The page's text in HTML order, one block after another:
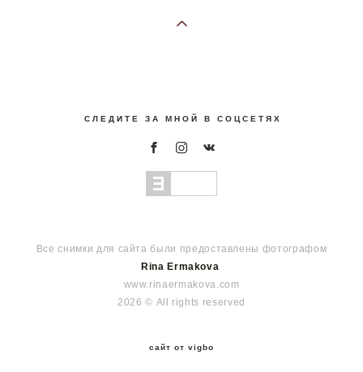
С Л Е Д И Т Е З А М Н О Й В С О Ц С Е Т Я Х
Rina Ermakova
www.rinaermakova.com
2026 © All rights reserved
сайт от vigbo